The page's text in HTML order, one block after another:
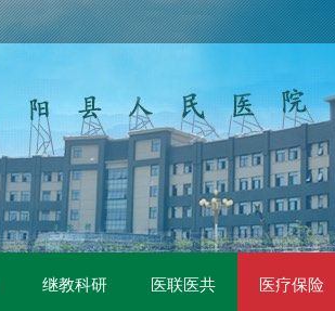
继教科研 医联医共 医疗保险